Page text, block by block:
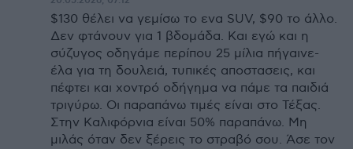
$130 θέλει να γεμίσω το ενα SUV, $90 το άλλο.
Δεν φτάνουν για 1 βδομάδα. Και εγώ και η
σύζυγος οδηγάμε περίπου 25 μίλια πήγαινε-
έλα για τη δουλειά, τυπικές αποστασεις, και
πέφτει και χοντρό οδήγημα να πάμε τα παιδιά
τριγύρω. Οι παραπάνω τιμές είναι στο Τέξας.
Στην Καλιφόρνια είναι 50% παραπάνω. Μη
μιλάς όταν δεν ξέρεις το στραβό σου. Άσε τον